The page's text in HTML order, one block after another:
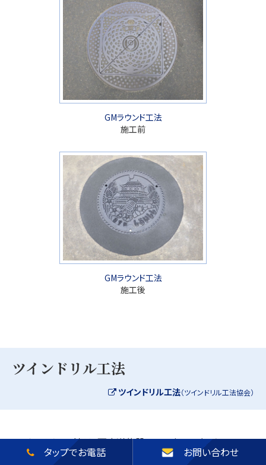
GMラウンド工法
施工前
GMラウンド工法
施工後
ツインドリル工法
ツインドリル工法（ツインドリル工法協会）
ツインドリル工法は、下水道施設のマンホールなどのステッ
プを取替える工法です。本工法は、並列に装着されている２
タップでお電話 お問い合わせ